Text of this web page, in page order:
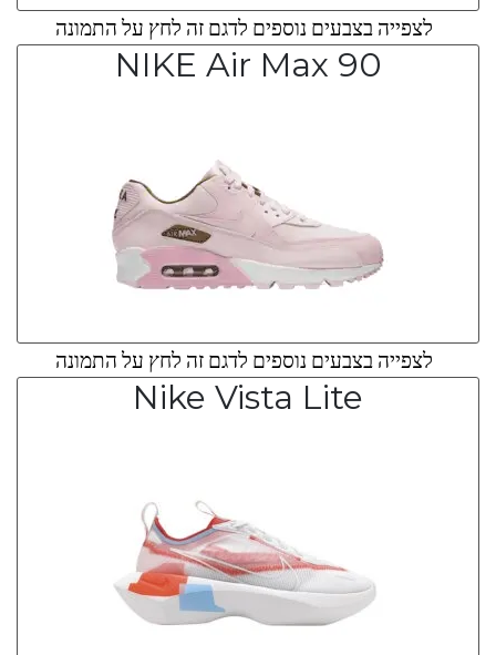
לצפייה בצבעים נוספים לדגם זה לחץ על התמונה
NIKE Air Max 90
לצפייה בצבעים נוספים לדגם זה לחץ על התמונה
Nike Vista Lite